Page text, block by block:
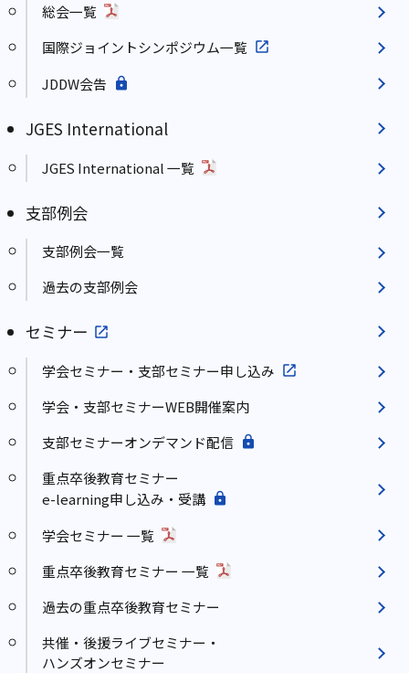
総会一覧
国際ジョイントシンポジウム一覧
JDDW会告
JGES International
JGES International 一覧
支部例会
支部例会一覧
過去の支部例会
セミナー
学会セミナー・支部セミナー申し込み
学会・支部セミナーWEB開催案内
支部セミナーオンデマンド配信
重点卒後教育セミナー
e-learning申し込み・受講
学会セミナー 一覧
重点卒後教育セミナー 一覧
過去の重点卒後教育セミナー
共催・後援ライブセミナー・
ハンズオンセミナー